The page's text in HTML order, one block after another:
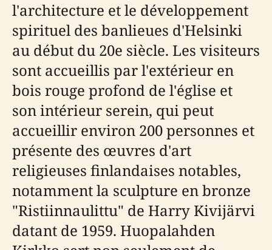
l'architecture et le développement
spirituel des banlieues d'Helsinki
au début du 20e siècle. Les visiteurs
sont accueillis par l'extérieur en
bois rouge profond de l'église et
son intérieur serein, qui peut
accueillir environ 200 personnes et
présente des œuvres d'art
religieuses finlandaises notables,
notamment la sculpture en bronze
"Ristiinnaulittu" de Harry Kivijärvi
datant de 1959. Huopalahden